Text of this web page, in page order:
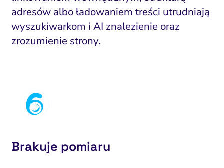
Zarządzanie reputacją
adresów albo ładowaniem treści utrudniają
wyszukiwarkom i AI znalezienie oraz
zrozumienie strony.
Brakuje pomiaru